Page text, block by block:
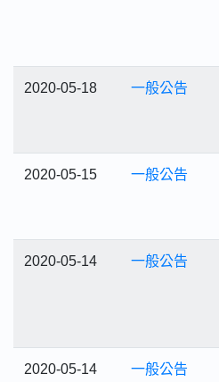
2020-05-18 一般公告
2020-05-15 一般公告
2020-05-14 一般公告
2020-05-14 一般公告